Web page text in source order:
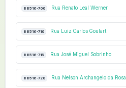
88516-700 Rua Renato Leal Werner
88516-710 Rua Luiz Carlos Goulart
88516-715 Rua José Miguel Sobrinho
88516-720 Rua Nelson Archangelo da Rosa